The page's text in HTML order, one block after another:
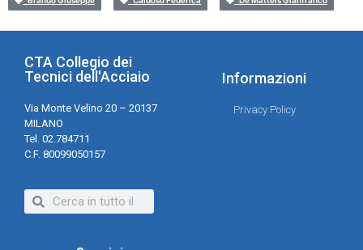
CTA Collegio dei
Tecnici dell'Acciaio
Via Monte Velino 20 – 20137
MILANO
Tel. 02.784711
C.F. 80099050157
Informazioni
Privacy Policy